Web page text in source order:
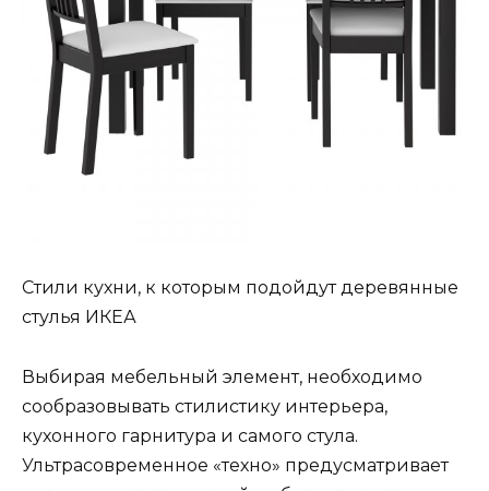
Стили кухни, к которым подойдут деревянные
стулья ИКЕА
Выбирая мебельный элемент, необходимо
сообразовывать стилистику интерьера,
кухонного гарнитура и самого стула.
Ультрасовременное «техно» предусматривает